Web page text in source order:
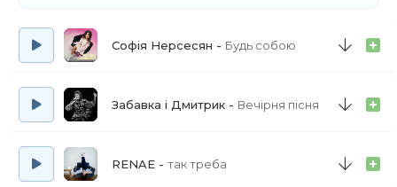
Софія Нерсесян Будь собою
Забавка і Дмитрик Вечірня пісня
RENAE так треба